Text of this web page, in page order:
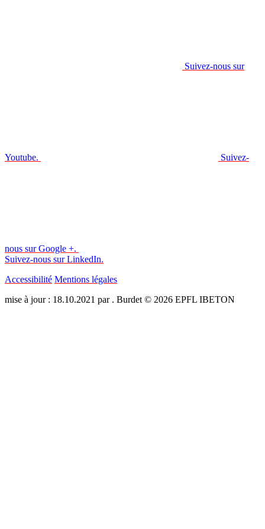
Suivez-nous sur
Youtube. Suivez-
nous sur Google +.
Suivez-nous sur LinkedIn.
Accessibilité Mentions légales
mise à jour : 18.10.2021 par . Burdet © 2026 EPFL IBETON